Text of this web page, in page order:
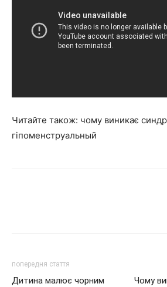
Читайте також: чому виникає
гіпоменструальный
попередня стаття
Дитина малює чорним
Чому